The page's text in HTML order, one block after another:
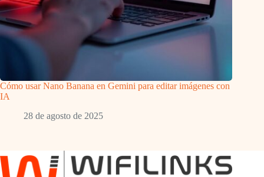
Cómo usar Nano Banana en Gemini para editar imágenes con
IA
28 de agosto de 2025